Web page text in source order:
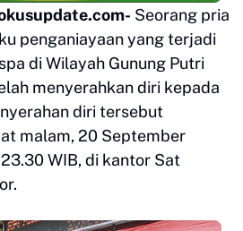
Seorang pria
penganiayaan yang terjadi
di Wilayah Gunung Putri
menyerahkan diri kepada
diri tersebut
malam, 20 September
WIB, di kantor Sat